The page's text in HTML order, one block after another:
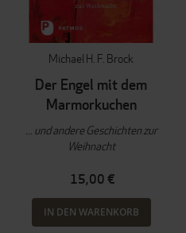
Michael H. F. Brock
Der Engel mit dem
Marmorkuchen
... und andere Geschichten zur
Weihnacht
15,00 €
IN DEN WARENKORB